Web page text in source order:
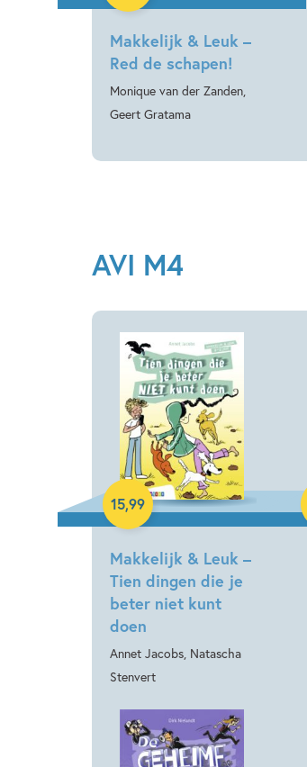
Makkelijk & Leuk –
Red de schapen!
Monique van der Zanden,
Geert Gratama
AVI M4
Makkelijk & Leuk –
Tien dingen die je
beter niet kunt
doen
Annet Jacobs, Natascha
Stenvert
15,99
Hardcover